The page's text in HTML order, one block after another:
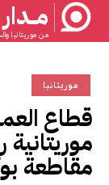
مــدار
من موريتانيا
موريتانيا
قطاع
موريتانية
مقاطعة